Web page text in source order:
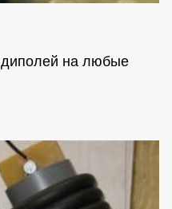
на любые